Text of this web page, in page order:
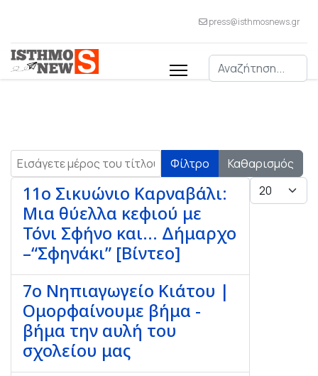
press@isthmosnews.gr
Αναζήτηση
Εισάγετε μέρος του τίτλου. Φίλτρο Καθαρισμός
Εμφάνιση #
11ο Σικυώνιο Καρναβάλι:
Μια θύελλα κεφιού με
Τόνι Σφήνο και... Δήμαρχο
–“Σφηνάκι” [Βίντεο]
7ο Νηπιαγωγείο Κιάτου |
Ομορφαίνουμε βήμα -
βήμα την αυλή του
σχολείου μας